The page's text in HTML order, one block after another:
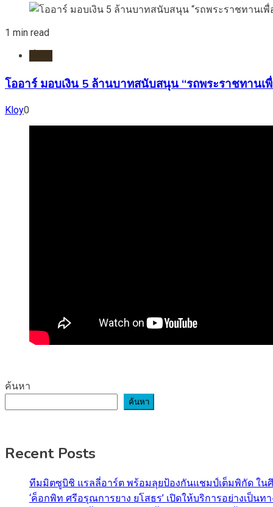
1 min read
โออาร์ มอบเงิน 5 ล้านบาทสนับสนุน “รถพระราชทานเ
Kloy0
ค้นหา
ค้นหา
Recent Posts
ทีมมิตซูบิชิ แรลลี่อาร์ต พร้อมลุยป้องกันแชมป์เต็มพิกัด ใน
‘ค็อกพิท ศรีอรุณการยาง ยโสธร’ เปิดให้บริการอย่างเป็น